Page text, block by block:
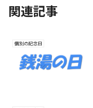
関連記事
個別の記念日